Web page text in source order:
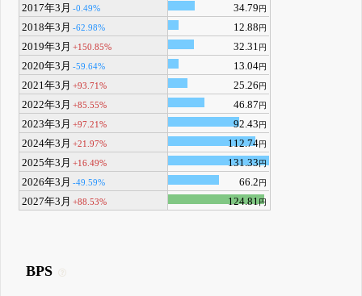
2017年3月 -0.49% 34.79円
2018年3月 -62.98% 12.88円
2019年3月 +150.85% 32.31 円
2020年3月 -59.64% 13.04円
2021年3月 +93.71% 25.26円
2022年3月 +85.55% 46.87円
2023年3月 +97.21% 92.43円
2024年3月 +21.97% 112.74円
2025年3月 +16.49% 131.33円
2026年3月 -49.59% 66.2円
2027年3月 +88.53% 124.81 円
BPS